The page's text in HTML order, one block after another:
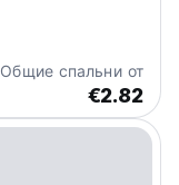
Общие спальни от
€2.82